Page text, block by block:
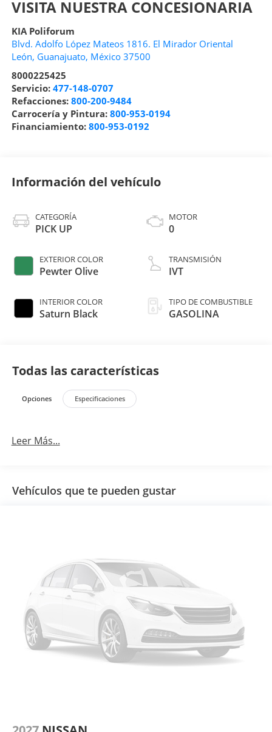
VISITA NUESTRA CONCESIONARIA
KIA Poliforum
Blvd. Adolfo López Mateos 1816. El Mirador Oriental
León, Guanajuato, México 37500
8000225425
Servicio: 477-148-0707
Refacciones: 800-200-9484
Carrocería y Pintura: 800-953-0194
Financiamiento: 800-953-0192
Información del vehículo
CATEGORÍA
PICK UP
EXTERIOR COLOR
Pewter Olive
INTERIOR COLOR
Saturn Black
MOTOR
0
TRANSMISIÓN
IVT
TIPO DE COMBUSTIBLE
GASOLINA
Todas las características
Opciones Especificaciones
Leer Más...
Vehículos que te pueden gustar